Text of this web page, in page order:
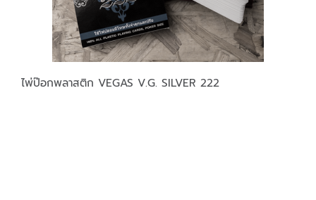
ไพ่ป๊อกพลาสติก VEGAS V.G. SILVER 222